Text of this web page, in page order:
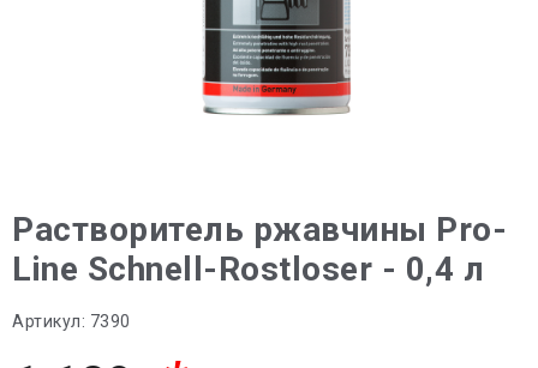
Растворитель ржавчины Pro-
Line Schnell-Rostloser - 0,4 л
Артикул: 7390